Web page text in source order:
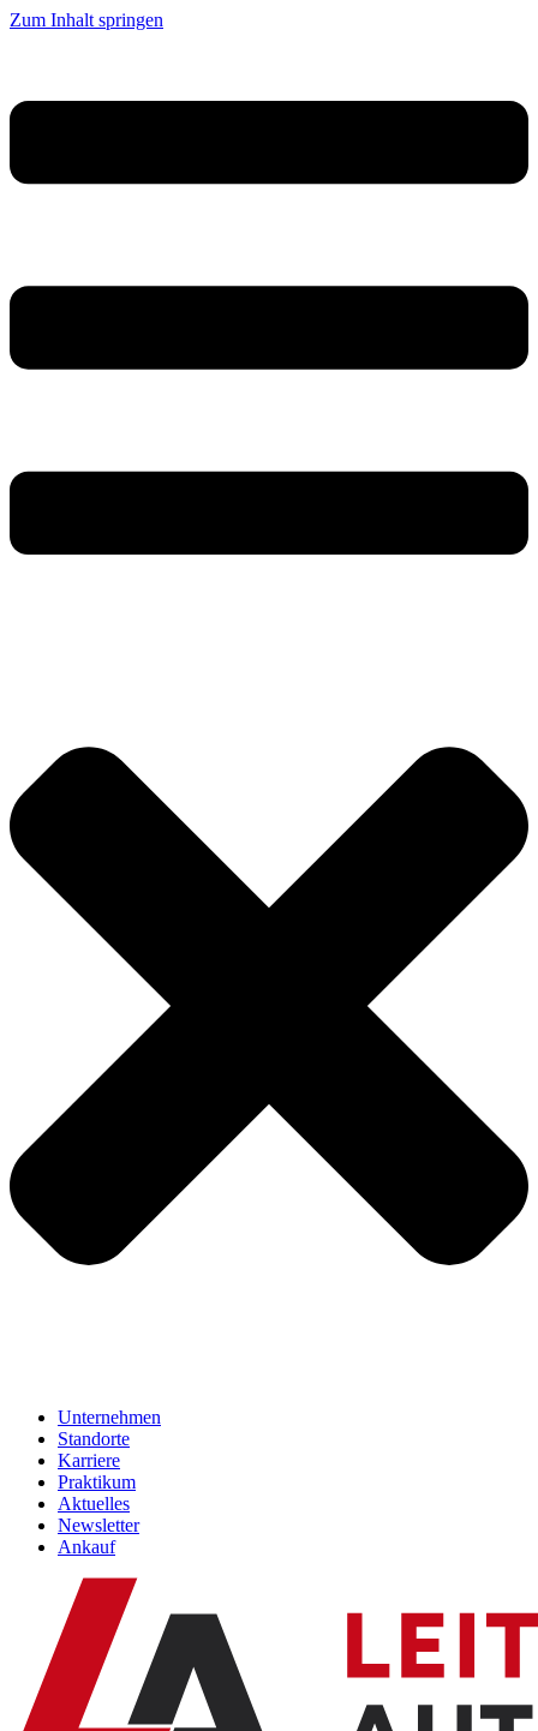
Zum Inhalt springen
Unternehmen
Standorte
Karriere
Praktikum
Aktuelles
Newsletter
Ankauf